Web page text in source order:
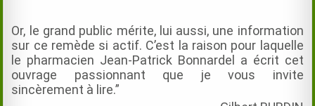
Or, le grand public mérite, lui aussi, une information
sur ce remède si actif. C’est la raison pour laquelle
le pharmacien Jean-Patrick Bonnardel a écrit cet
ouvrage passionnant que je vous invite
sincèrement à lire.”